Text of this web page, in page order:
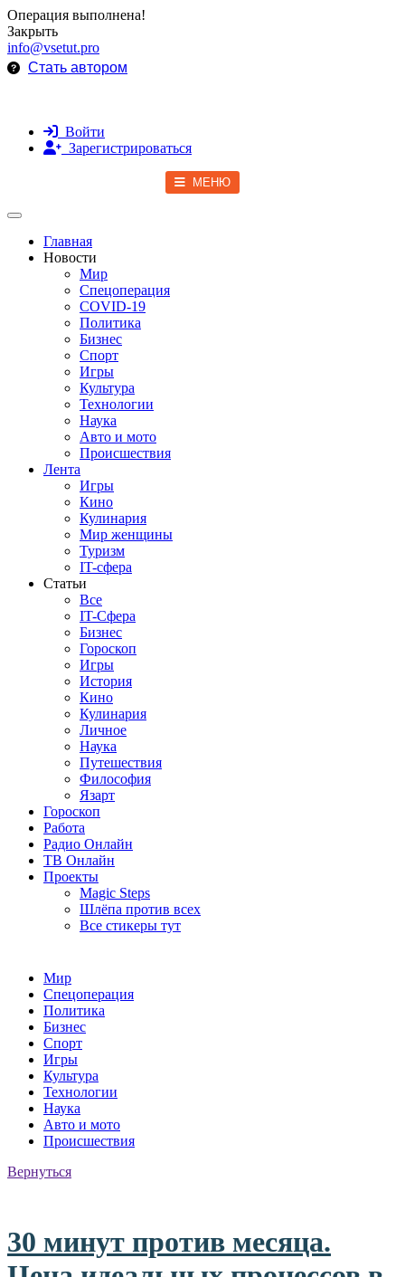
Операция выполнена!
Закрыть
info@vsetut.pro
Стать автором
Войти
Зарегистрироваться
МЕНЮ
Toggle navigation
Главная
Новости
Мир
Спецоперация
COVID-19
Политика
Бизнес
Спорт
Игры
Культура
Технологии
Наука
Авто и мото
Происшествия
Лента
Игры
Кино
Кулинария
Мир женщины
Туризм
IT-сфера
Статьи
Все
IT-Сфера
Бизнес
Гороскоп
Игры
История
Кино
Кулинария
Личное
Наука
Путешествия
Философия
Язарт
Гороскоп
Работа
Радио Онлайн
ТВ Онлайн
Проекты
Magic Steps
Шлёпа против всех
Все стикеры тут
Мир
Спецоперация
Политика
Бизнес
Спорт
Игры
Культура
Технологии
Наука
Авто и мото
Происшествия
Вернуться
30 минут против месяца.